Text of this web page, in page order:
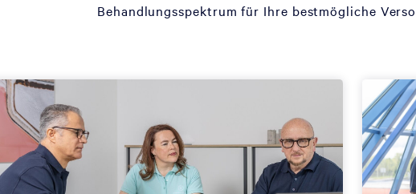
Behandlungsspektrum für Ihre bestmögliche